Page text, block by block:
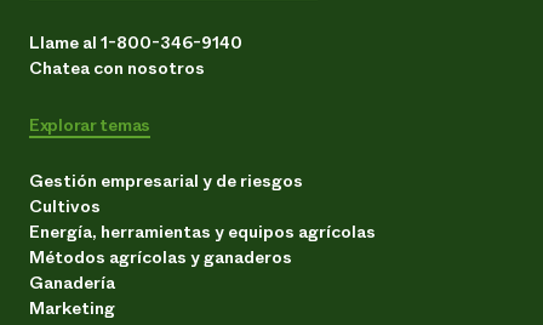
Llame al 1-800-346-9140
Chatea con nosotros
Explorar temas
Gestión empresarial y de riesgos
Cultivos
Energía, herramientas y equipos agrícolas
Métodos agrícolas y ganaderos
Ganadería
Marketing